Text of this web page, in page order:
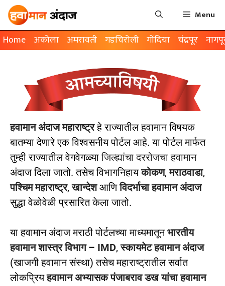
Menu
Home अकोला अमरावती गडचिरोली गोंदिया चंद्रपूर
हवामान अंदाज महाराष्ट्र हे राज्यातील हवामान विषयक
बातम्या देणारे एक विश्वसनीय पोर्टल आहे. या पोर्टल मार्फत
तुम्ही राज्यातील वेगवेगळ्याजिल्ह्यांचा दररोजचा हवामान
अंदाज दिला जातो. तसेच विभागनिहायकोकण,मराठवाडा,
पश्चिम महाराष्ट्र,खान्देशआणिविदर्भाचा हवामान अंदाज
सुद्धा वेळोवेळी प्रसारित केला जातो.
या हवामान अंदाज मराठी पोर्टलच्या माध्यमातूनभारतीय
हवामान शास्त्र विभाग – IMD,स्कायमेट हवामान अंदाज
(खाजगी हवामान संस्था) तसेच महाराष्ट्रातील सर्वात
लोकप्रियहवामान अभ्यासक पंजाबराव डख यांचा हवामान